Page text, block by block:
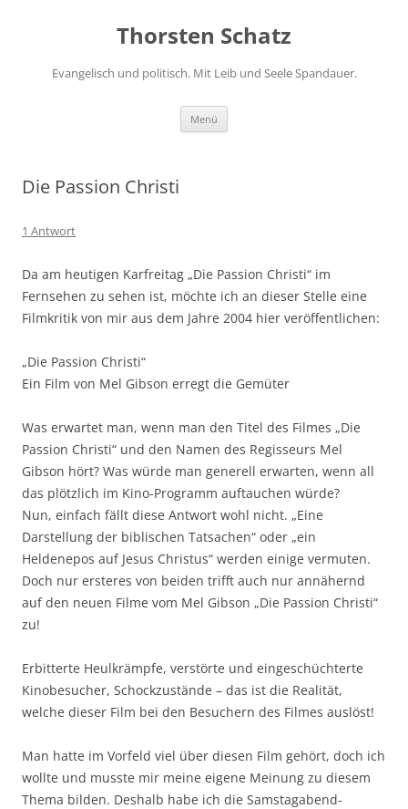
Thorsten Schatz
Evangelisch und politisch. Mit Leib und Seele Spandauer.
Menü
Die Passion Christi
1 Antwort
Da am heutigen Karfreitag „Die Passion Christi“ im
Fernsehen zu sehen ist, möchte ich an dieser Stelle eine
Filmkritik von mir aus dem Jahre 2004 hier veröffentlichen:
„Die Passion Christi“
Ein Film von Mel Gibson erregt die Gemüter
Was erwartet man, wenn man den Titel des Filmes „Die
Passion Christi“ und den Namen des Regisseurs Mel
Gibson hört? Was würde man generell erwarten, wenn all
das plötzlich im Kino-Programm auftauchen würde?
Nun, einfach fällt diese Antwort wohl nicht. „Eine
Darstellung der biblischen Tatsachen“ oder „ein
Heldenepos auf Jesus Christus“ werden einige vermuten.
Doch nur ersteres von beiden trifft auch nur annähernd
auf den neuen Filme vom Mel Gibson „Die Passion Christi“
zu!
Erbitterte Heulkrämpfe, verstörte und eingeschüchterte
Kinobesucher, Schockzustände – das ist die Realität,
welche dieser Film bei den Besuchern des Filmes auslöst!
Man hatte im Vorfeld viel über diesen Film gehört, doch ich
wollte und musste mir meine eigene Meinung zu diesem
Thema bilden. Deshalb habe ich die Samstagabend-